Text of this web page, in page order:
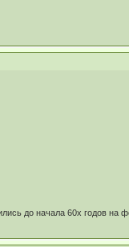
до начала 60х годов